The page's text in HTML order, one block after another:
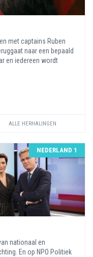
met captains Ruben
naar een bepaald
en iedereen wordt
ALLE HERHALINGEN
NEDERLAND 1
nationaal en
En op NPO Politiek